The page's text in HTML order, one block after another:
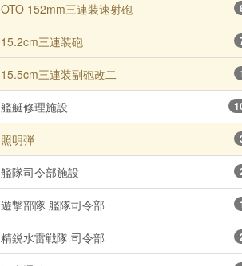
OTO 152mm三連装速射砲
15.2cm三連装砲
15.5cm三連装副砲改二
艦艇修理施設
照明弾
艦隊司令部施設
遊撃部隊 艦隊司令部
精鋭水雷戦隊 司令部